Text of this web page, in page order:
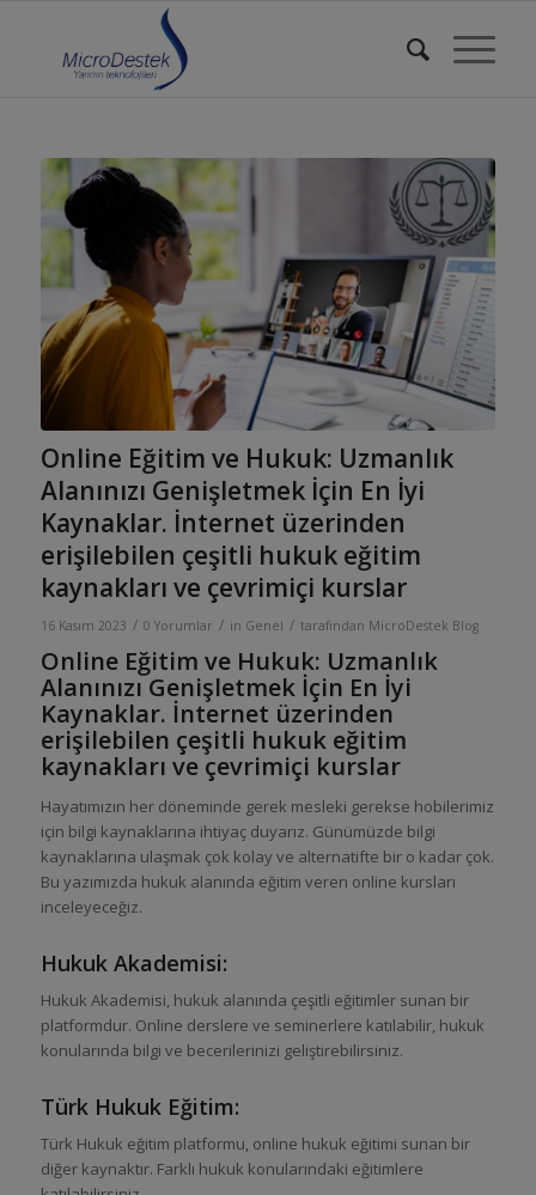
Online Eğitim ve Hukuk: Uzmanlık
Alanınızı Genişletmek İçin En İyi
Kaynaklar. İnternet üzerinden
erişilebilen çeşitli hukuk eğitim
kaynakları ve çevrimiçi kurslar
16 Kasım 2023 / 0 Yorumlar / in Genel / tarafından MicroDestek Blog
Online Eğitim ve Hukuk: Uzmanlık
Alanınızı Genişletmek İçin En İyi
Kaynaklar. İnternet üzerinden
erişilebilen çeşitli hukuk eğitim
kaynakları ve çevrimiçi kurslar
Hayatımızın her döneminde gerek mesleki gerekse hobilerimiz
için bilgi kaynaklarına ihtiyaç duyarız. Günümüzde bilgi
kaynaklarına ulaşmak çok kolay ve alternatifte bir o kadar çok.
Bu yazımızda hukuk alanında eğitim veren online kursları
inceleyeceğiz.
Hukuk Akademisi:
Hukuk Akademisi, hukuk alanında çeşitli eğitimler sunan bir
platformdur. Online derslere ve seminerlere katılabilir, hukuk
konularında bilgi ve becerilerinizi geliştirebilirsiniz.
Türk Hukuk Eğitim:
Türk Hukuk eğitim platformu, online hukuk eğitimi sunan bir
diğer kaynaktır. Farklı hukuk konularındaki eğitimlere